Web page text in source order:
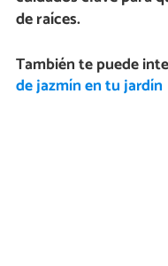
de raíces.
También te puede
de jazmín en tu jardín